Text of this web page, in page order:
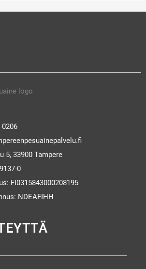
5, 33900 Tampere
0
FI0315843000208195
NDEAFIHH